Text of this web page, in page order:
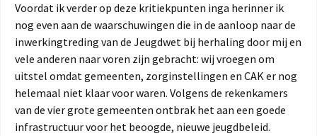
Voordat ik verder op deze kritiekpunten inga herinner ik
nog even aan de waarschuwingen die in de aanloop naar de
inwerkingtreding van de Jeugdwet bij herhaling door mij en
vele anderen naar voren zijn gebracht: wij vroegen om
uitstel omdat gemeenten, zorginstellingen en CAK er nog
helemaal niet klaar voor waren. Volgens de rekenkamers
van de vier grote gemeenten ontbrak het aan een goede
infrastructuur voor het beoogde, nieuwe jeugdbeleid.